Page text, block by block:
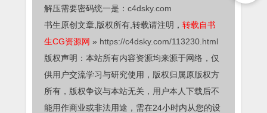
解压需要密码统一是： c4dsky.com
书生原创文章,版权所有,转载请注明， 转载自书
生CG资源网 » https://c4dsky.com/113230.html
版权声明：本站所有内容资源均来源于网络，仅
供用户交流学习与研究使用，版权归属原版权方
所有，版权争议与本站无关，用户本人下载后不
能用作商业或非法用途，需在24小时内从您的设